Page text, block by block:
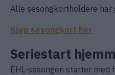
Alle sesongkortholdere
Kjøp sesongkort her
Seriestart
EHL-sesongen starter